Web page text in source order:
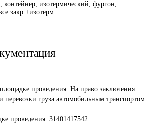
контейнер, изотермический, фургон,
закр.+изотерм
проведения: На право заключения
перевозки груза автомобильным транспортом
проведения: 31401417542